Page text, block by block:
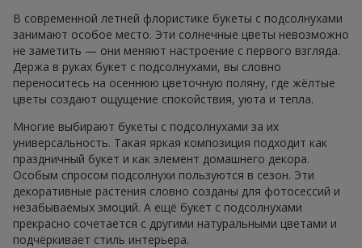
В современной летней флористике букеты с подсолнухами
занимают особое место. Эти солнечные цветы невозможно
не заметить — они меняют настроение с первого взгляда.
Держа в руках букет с подсолнухами, вы словно
переноситесь на осеннюю цветочную поляну, где жёлтые
цветы создают ощущение спокойствия, уюта и тепла.
Многие выбирают букеты с подсолнухами за их
универсальность. Такая яркая композиция подходит как
праздничный букет и как элемент домашнего декора.
Особым спросом подсолнухи пользуются в сезон. Эти
декоративные растения словно созданы для фотосессий и
незабываемых эмоций. А ещё букет с подсолнухами
прекрасно сочетается с другими натуральными цветами и
подчёркивает стиль интерьера.